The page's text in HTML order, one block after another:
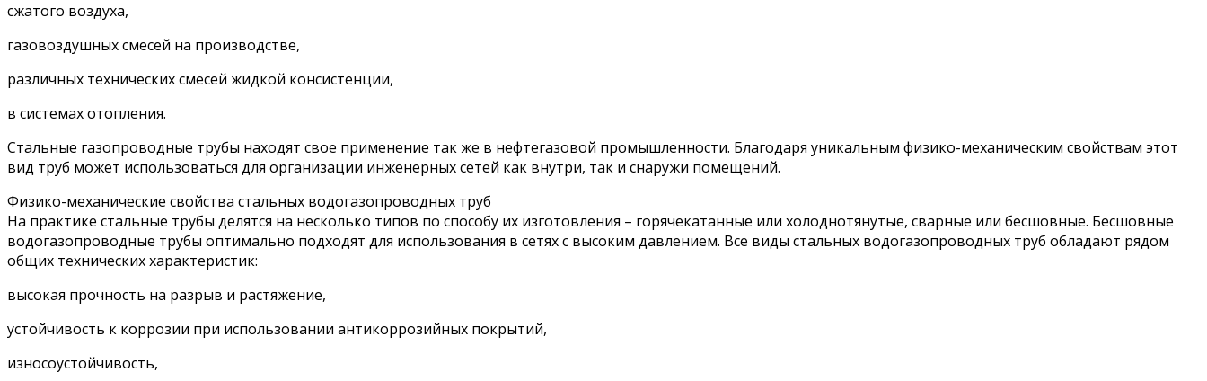
сжатого воздуха,
газовоздушных смесей на производстве,
различных технических смесей жидкой консистенции,
в системах отопления.
Стальные газопроводные трубы находят свое применение так же в нефтегазовой промышленности. Благодаря уникальным физико-механическим свойствам этот
вид труб может использоваться для организации инженерных сетей как внутри, так и снаружи помещений.
Физико-механические свойства стальных водогазопроводных труб
На практике стальные трубы делятся на несколько типов по способу их изготовления – горячекатанные или холоднотянутые, сварные или бесшовные. Бесшовные
водогазопроводные трубы оптимально подходят для использования в сетях с высоким давлением. Все виды стальных водогазопроводных труб обладают рядом
общих технических характеристик:
высокая прочность на разрыв и растяжение,
устойчивость к коррозии при использовании антикоррозийных покрытий,
износоустойчивость,